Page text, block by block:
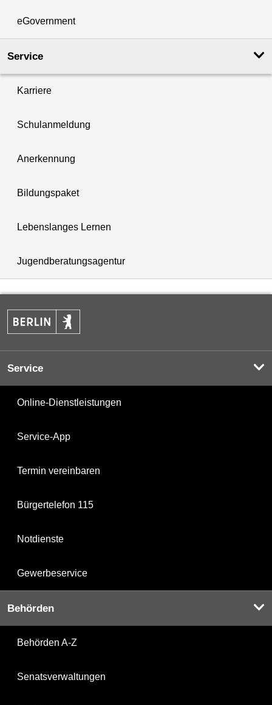
eGovernment
Service
Karriere
Schulanmeldung
Anerkennung
Bildungspaket
Lebenslanges Lernen
Jugendberatungsagentur
Service
Online-Dienstleistungen
Service-App
Termin vereinbaren
Bürgertelefon 115
Notdienste
Gewerbeservice
Behörden
Behörden A-Z
Senatsverwaltungen